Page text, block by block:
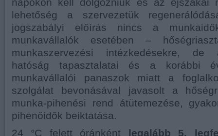
napokon kell dolgozniuk és az éjszakai
lehetőség a szervezetük
jogszabályi előírás nincs a
munkavállalók esetében –
munkaszervezési intézkedésekre, de
hatóság tapasztalatai és a korábbi
munkavállalói panaszok miatt a
szolgálat bevonásával javasolt a
munka-pihenési rend átütemezése,
pihenőidők beiktatása.
24 °C felett óránként legalább 5,